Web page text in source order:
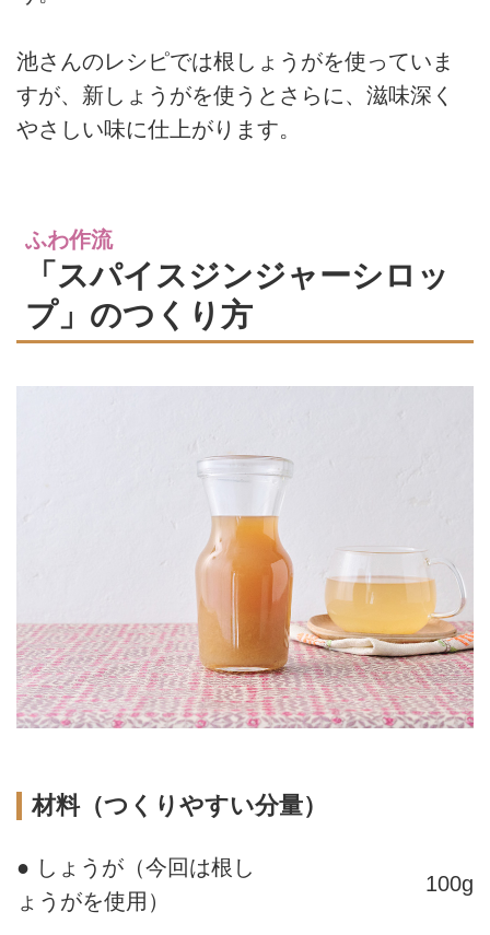
池さんのレシピでは根しょうがを使っていま
すが、新しょうがを使うとさらに、滋味深く
やさしい味に仕上がります。
ふわ作流
「スパイスジンジャーシロッ
プ」のつくり方
材料（つくりやすい分量）
● しょうが（今回は根し
ょうがを使用）
100g